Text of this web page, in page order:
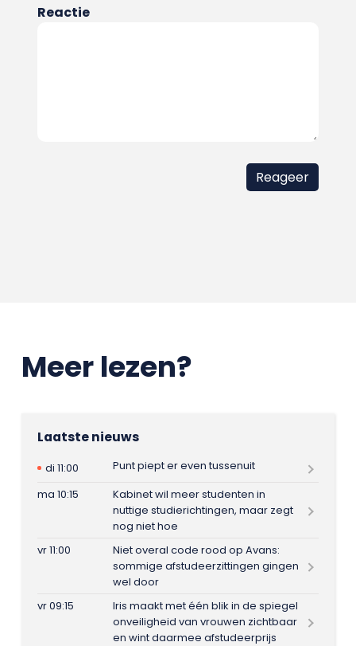
Reactie
Meer lezen?
Laatste nieuws
di 11:00
Punt piept er even tussenuit
ma 10:15
Kabinet wil meer studenten in
nuttige studierichtingen, maar zegt
nog niet hoe
vr 11:00
Niet overal code rood op Avans:
sommige afstudeerzittingen gingen
wel door
vr 09:15
Iris maakt met één blik in de spiegel
onveiligheid van vrouwen zichtbaar
en wint daarmee afstudeerprijs